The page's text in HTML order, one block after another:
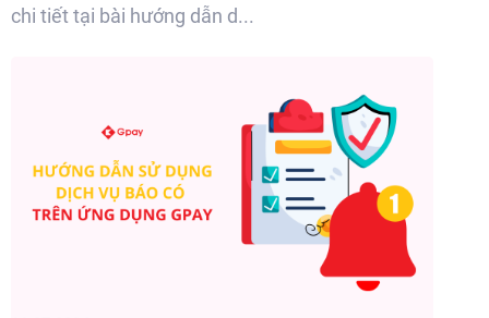
chi tiết tại bài hướng dẫn d...